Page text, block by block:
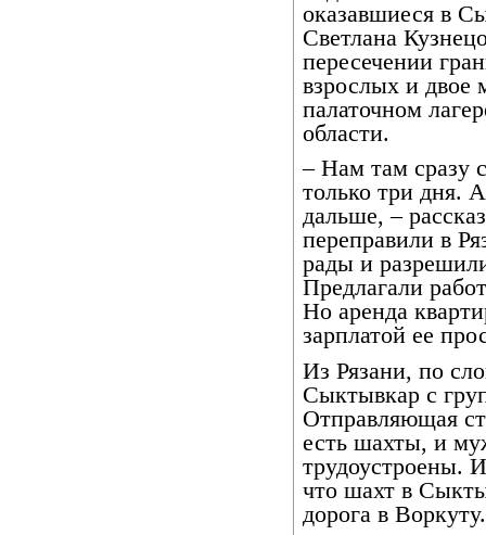
оказавшиеся в
Светлана
пересечении
взрослых и двое
палаточном
области.
– Нам там сразу
только три дня.
дальше, –
переправили в
рады и
Предлагали
Но аренда
зарплатой ее
Из Рязани, по
Сыктывкар с
Отправляющая
есть шахты, и
трудоустроены.
что шахт в
дорога в Воркуту.